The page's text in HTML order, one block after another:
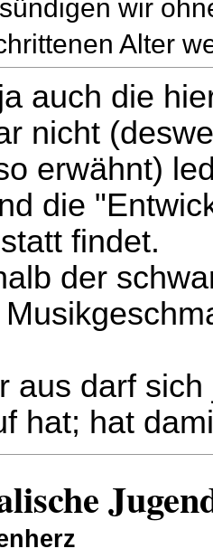
wir
Alter
auch die
nicht
erwähnt)
die
findet.
der
aus darf
hat; hat